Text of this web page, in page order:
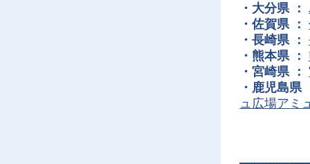
・大分県 ：
・佐賀県 ：
・長崎県 ：
・熊本県 ：
・宮崎県 ：
・鹿児島県
ュ広場アミ